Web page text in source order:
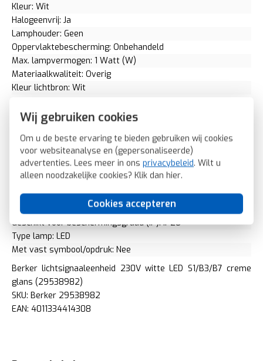
Wij gebruiken cookies
Om u de beste ervaring te bieden gebruiken wij cookies
voor websiteanalyse en (gepersonaliseerde)
advertenties. Lees meer in ons privacybeleid. Wilt u
alleen noodzakelijke cookies? Klik dan hier.
Cookies accepteren
Kleur: Wit
Halogeenvrij: Ja
Lamphouder: Geen
Oppervlaktebescherming: Onbehandeld
Max. lampvermogen: 1 Watt (W)
Materiaalkwaliteit: Overig
Kleur lichtbron: Wit
Lamptype: LED niet uitwisselbaar
RAL-nummer (vergelijkbaar): 1013
Toepassing als drukker: Nee
Met lichtbron: Ja
Transparant: Nee
Uitvoering oppervlakte: Glanzend
Met knipperlicht: Nee
Met uitwisselbaar symbool: Ja
Geschikt voor beschermingsgraad (IP): IP20
Type lamp: LED
Met vast symbool/opdruk: Nee
Berker lichtsignaaleenheid 230V witte LED S1/B3/B7 creme
glans (29538982)
SKU: Berker 29538982
EAN: 4011334414308